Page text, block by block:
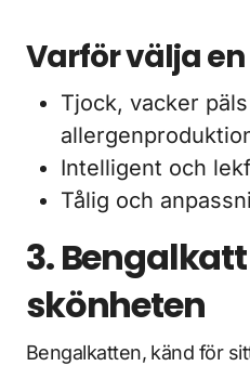
Varför välja
Tjock, vacker
Intelligent och
Tålig och
3.
skönheten
Bengalkatten, känd för